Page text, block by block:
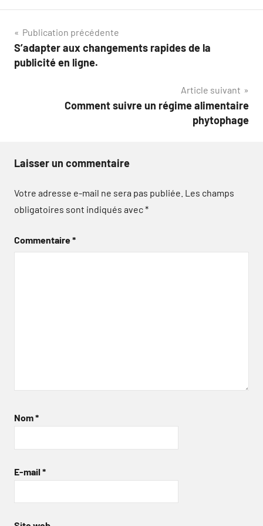
Navigation
de
Publication précédente
S’adapter aux changements rapides de la
publicité en ligne.
Article suivant
Comment suivre un régime alimentaire
phytophage
Laisser un commentaire
Votre adresse e-mail ne sera pas publiée. Les champs
obligatoires sont indiqués avec*
Commentaire*
Nom*
E-mail *